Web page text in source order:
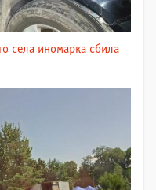
села иномарка сбила